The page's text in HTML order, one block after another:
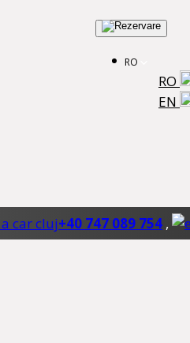
RO
RO
EN
+40 747 089 754 ,